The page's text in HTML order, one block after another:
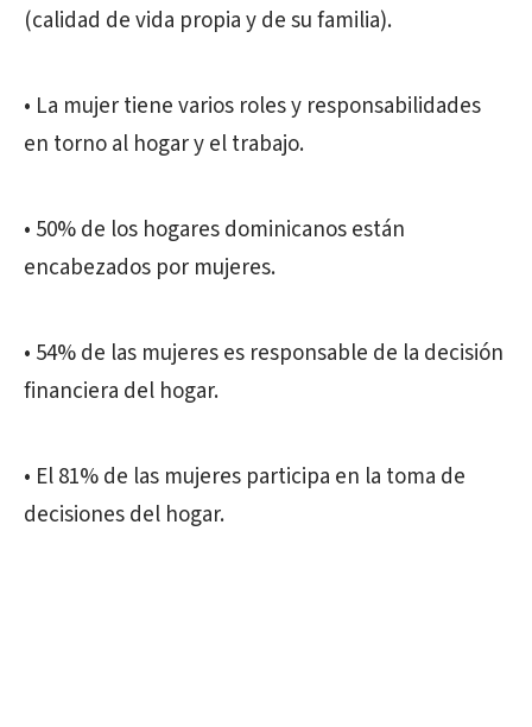
(calidad de vida propia y de su familia).
• La mujer tiene varios roles y responsabilidades
en torno al hogar y el trabajo.
• 50% de los hogares dominicanos están
encabezados por mujeres.
• 54% de las mujeres es responsable de la decisión
financiera del hogar.
• El 81% de las mujeres participa en la toma de
decisiones del hogar.